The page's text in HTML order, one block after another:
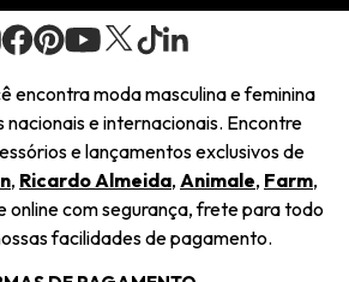
encontra moda masculina e feminina
nacionais e internacionais. Encontre
e lançamentos exclusivos de
, Ricardo Almeida, Animale, Farm,
online com segurança, frete para todo
facilidades de pagamento.